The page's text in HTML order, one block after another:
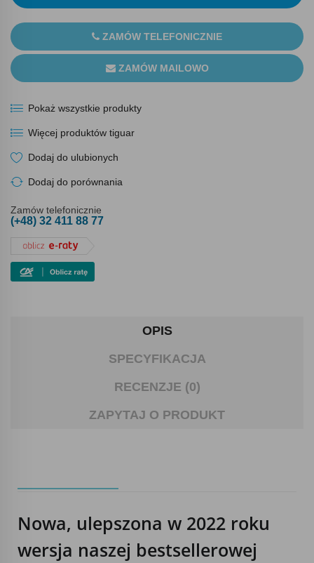
ZAMÓW TELEFONICZNIE
ZAMÓW MAILOWO
Pokaż wszystkie produkty
Więcej produktów tiguar
Dodaj do ulubionych
Dodaj do porównania
Zamów telefonicznie
(+48) 32 411 88 77
OPIS
SPECYFIKACJA
RECENZJE (0)
ZAPYTAJ O PRODUKT
Nowa, ulepszona w 2022 roku
wersja naszej bestsellerowej